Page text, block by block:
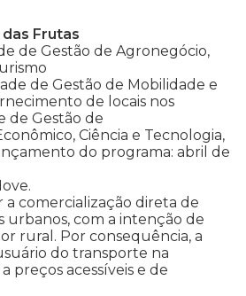
Frutas
de Gestão de Agronegócio,
de Gestão de Mobilidade e
de locais nos
de Gestão de
Ciência e Tecnologia,
do programa: abril de
a comercialização direta de
urbanos, com a intenção de
rural. Por consequência, a
do transporte na
preços acessíveis e de